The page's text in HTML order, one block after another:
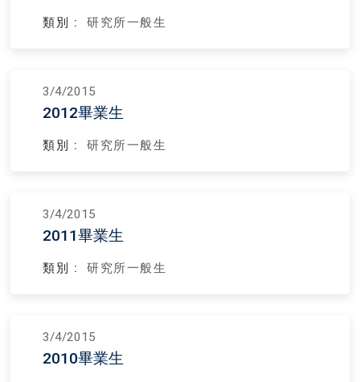
類別 : 研究所一般生
3/4/2015
2012畢業生
類別 : 研究所一般生
3/4/2015
2011畢業生
類別 : 研究所一般生
3/4/2015
2010畢業生